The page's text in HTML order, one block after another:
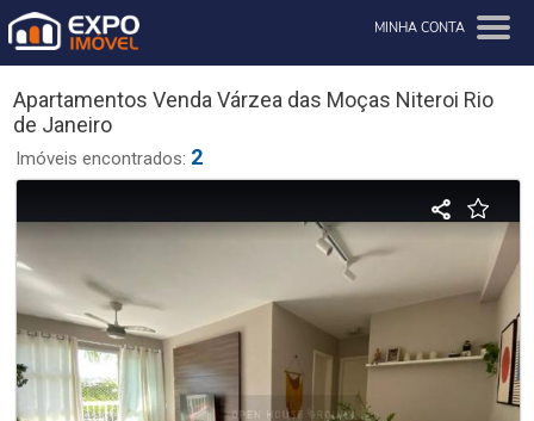
MINHA CONTA
Apartamentos Venda Várzea das Moças Niteroi Rio
de Janeiro
Imóveis encontrados: 2